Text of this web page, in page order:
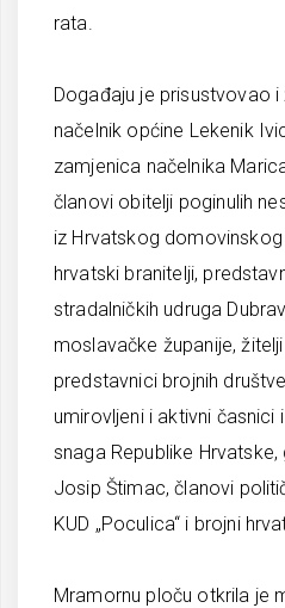
rata.
Događaju je prisustvovao i
načelnik općine Lekenik
zamjenica načelnika
članovi obitelji poginulih
iz Hrvatskog
hrvatski branitelji,
stradalničkih udruga
moslavačke županije,
predstavnici brojnih
umirovljeni i aktivni časnici
snaga Republike Hrvatske,
Josip Štimac, članovi
KUD „Poculica“ i brojni
Mramornu ploču otkrila je